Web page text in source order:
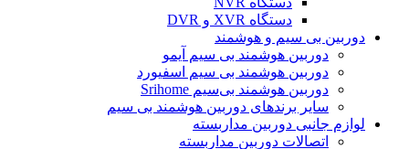
دستگاه XVR و DVR
دوربین بی سیم و هوشمند
دوربین هوشمند بی سیم آیمو
دوربین هوشمند بی سیم اسفیورد
دوربین هوشمند بی‌سیم Srihome
سایر برندهای دوربین هوشمند بی سیم
لوازم جانبی دوربین مداربسته
اتصالات دوربین مداربسته